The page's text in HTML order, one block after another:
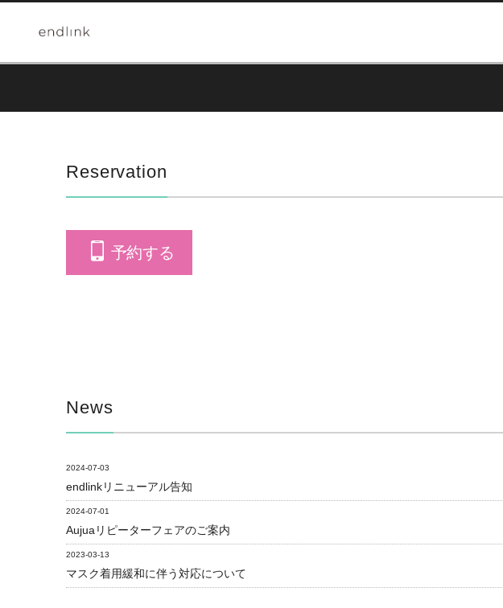
Reservation
予約する
News
2024-07-03
endlinkリニューアル告知
2024-07-01
Aujuaリピーターフェアのご案内
2023-03-13
マスク着用緩和に伴う対応について